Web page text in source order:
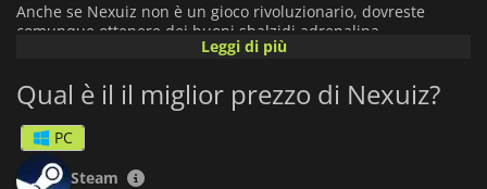
Anche se Nexuiz non è un gioco rivoluzionario, dovreste
comunque ottenere dei buoni sbalzidi adrenalina.
Leggi di più
Qual è il il miglior prezzo di Nexuiz?
PC
Steam